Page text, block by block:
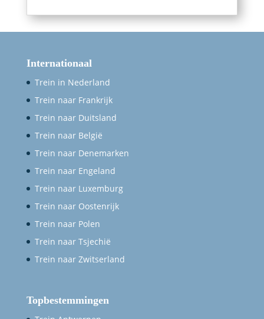
Internationaal
Trein in Nederland
Trein naar Frankrijk
Trein naar Duitsland
Trein naar België
Trein naar Denemarken
Trein naar Engeland
Trein naar Luxemburg
Trein naar Oostenrijk
Trein naar Polen
Trein naar Tsjechië
Trein naar Zwitserland
Topbestemmingen